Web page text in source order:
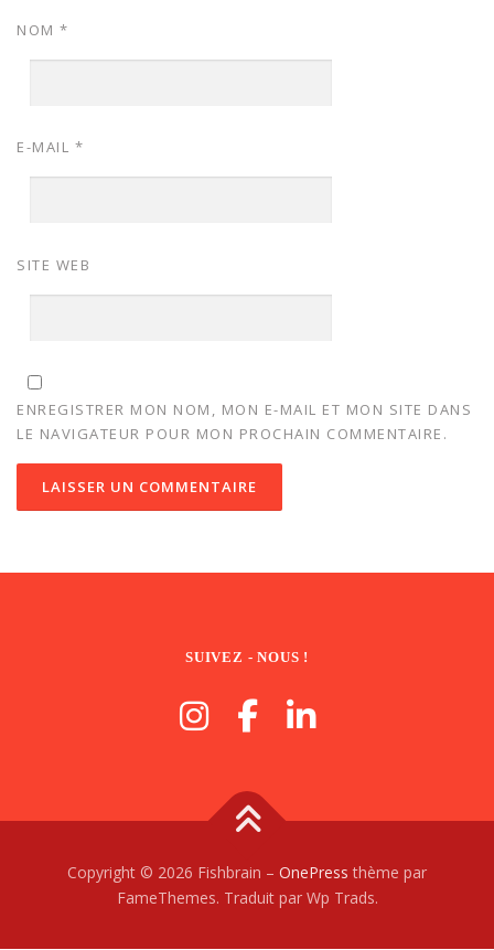
NOM *
E-MAIL *
SITE WEB
ENREGISTRER MON NOM, MON E-MAIL ET MON SITE DANS
LE NAVIGATEUR POUR MON PROCHAIN COMMENTAIRE.
SUIVEZ - NOUS !
Copyright © 2026 Fishbrain – OnePress thème par
FameThemes. Traduit par Wp Trads.